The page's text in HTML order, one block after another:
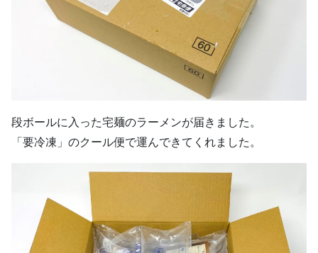
段ボールに入った宅麺のラーメンが届きました。
「要冷凍」のクール便で運んできてくれました。